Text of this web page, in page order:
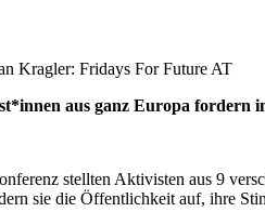
Kragler: Fridays For Future AT
aus ganz Europa fordern
stellten Aktivisten aus 9
sie die Öffentlichkeit auf, ihre